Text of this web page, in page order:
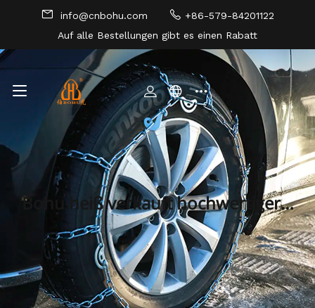
info@cnbohu.com
+86-579-84201122
Auf alle Bestellungen gibt es einen Rabatt
SEITENVERZEICHNIS
Bohu heiß verkauft hochwertiger S
chnee Sockenreifen Abdeckungen
Fasertraktion Auto Schnee Socken-
Kopie